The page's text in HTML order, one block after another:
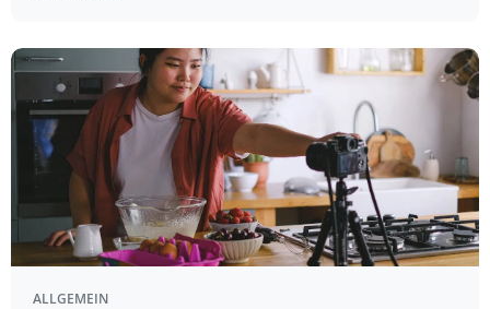
ALLGEMEIN